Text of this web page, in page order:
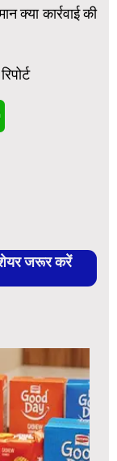
क्या कार्रवाई की
जरूर करें